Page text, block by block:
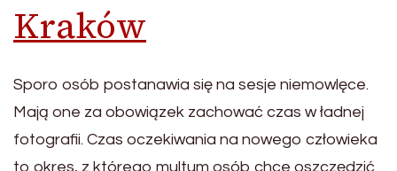
Kraków
Sporo osób postanawia się na sesje niemowlęce.
Mają one za obowiązek zachować czas w ładnej
fotografii. Czas oczekiwania na nowego człowieka
to okres, z którego multum osób chce oszczędzić